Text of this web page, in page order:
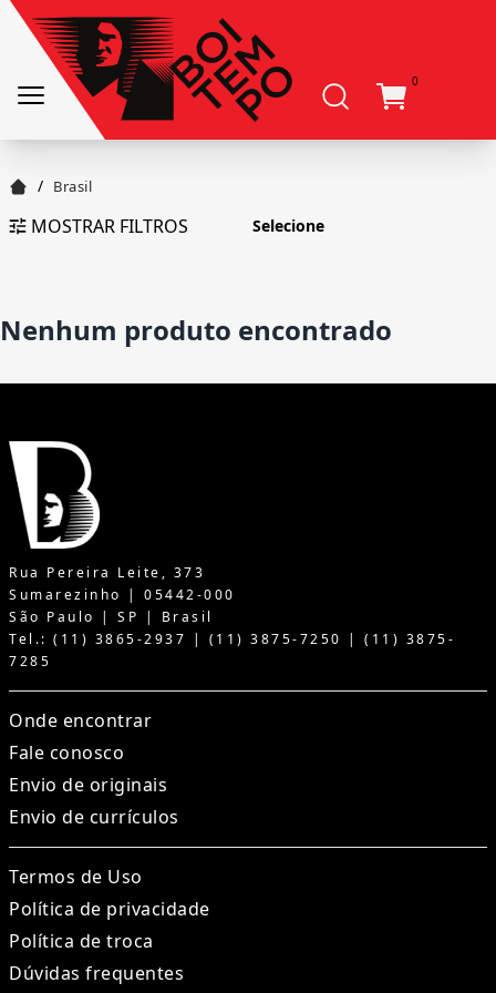
0
/ Brasil
MOSTRAR FILTROS
Nenhum produto encontrado
Rua Pereira Leite, 373
Sumarezinho | 05442-000
São Paulo | SP | Brasil
Tel.: (11) 3865-2937 | (11) 3875-7250 | (11) 3875-
7285
Onde encontrar
Fale conosco
Envio de originais
Envio de currículos
Termos de Uso
Política de privacidade
Política de troca
Dúvidas frequentes